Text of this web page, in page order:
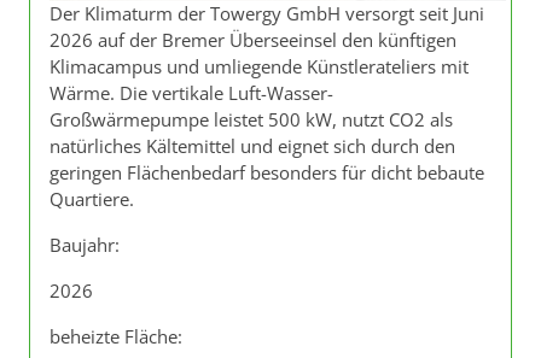
Der Klimaturm der Towergy GmbH versorgt seit Juni
2026 auf der Bremer Überseeinsel den künftigen
Klimacampus und umliegende Künstlerateliers mit
Wärme. Die vertikale Luft-Wasser-
Großwärmepumpe leistet 500 kW, nutzt CO2 als
natürliches Kältemittel und eignet sich durch den
geringen Flächenbedarf besonders für dicht bebaute
Quartiere.
Baujahr:
2026
beheizte Fläche: